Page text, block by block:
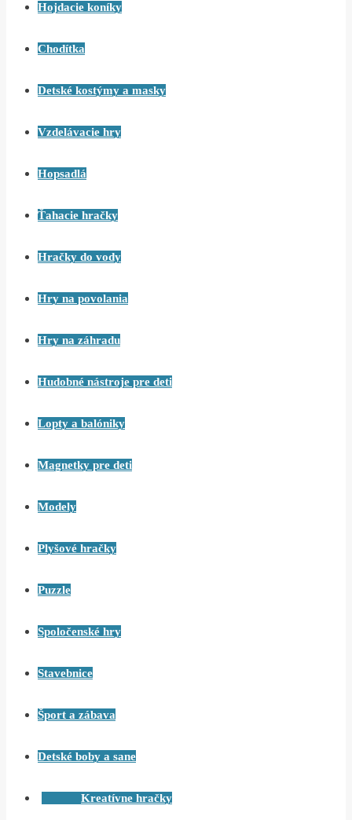
Hojdacie koníky
Chodítka
Detské kostýmy a masky
Vzdelávacie hry
Hopsadlá
Ťahacie hračky
Hračky do vody
Hry na povolania
Hry na záhradu
Hudobné nástroje pre deti
Lopty a balóniky
Magnetky pre deti
Modely
Plyšové hračky
Puzzle
Spoločenské hry
Stavebnice
Šport a zábava
Detské boby a sane
Kreatívne hračky